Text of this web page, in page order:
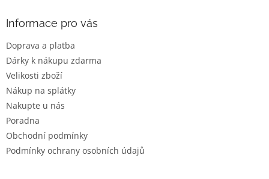
Informace pro vás
Doprava a platba
Dárky k nákupu zdarma
Velikosti zboží
Nákup na splátky
Nakupte u nás
Poradna
Obchodní podmínky
Podmínky ochrany osobních údajů